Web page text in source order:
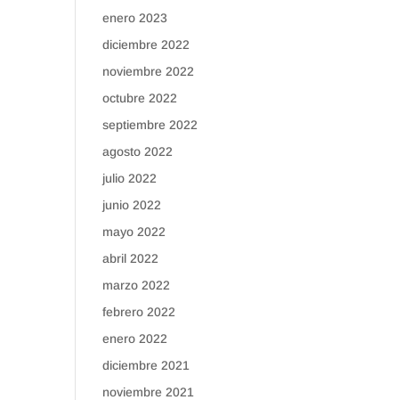
enero 2023
diciembre 2022
noviembre 2022
octubre 2022
septiembre 2022
agosto 2022
julio 2022
junio 2022
mayo 2022
abril 2022
marzo 2022
febrero 2022
enero 2022
diciembre 2021
noviembre 2021